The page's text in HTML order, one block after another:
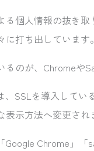
る個人情報の抜き
打ち出しています。
るのが、Chromeや
、SSLを導入して
示方法へ変更され
Chrome」「